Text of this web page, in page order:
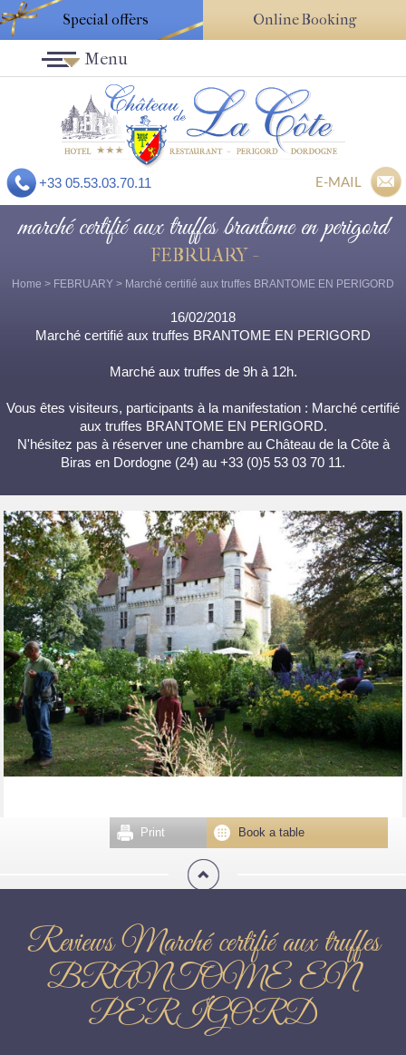
Special offers Online Booking
+33 05.53.03.70.11 E-MAIL
Menu
marché certifié aux truffes brantome en perigord
FEBRUARY -
Home > FEBRUARY > Marché certifié aux truffes BRANTOME EN PERIGORD
16/02/2018
Marché certifié aux truffes BRANTOME EN PERIGORD
Marché aux truffes de 9h à 12h.
Vous êtes visiteurs, participants à la manifestation : Marché certifié
aux truffes BRANTOME EN PERIGORD.
N'hésitez pas à réserver une chambre au Château de la Côte à
Biras en Dordogne (24) au +33 (0)5 53 03 70 11.
Book a table
Print
Reviews Marché certifié aux truffes
BRANTOME EN
PERIGORD